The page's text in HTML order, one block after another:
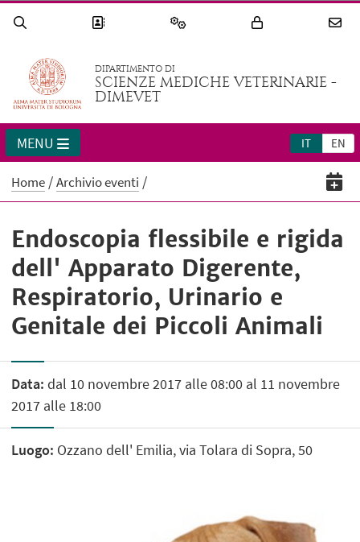
DIPARTIMENTO DI
SCIENZE MEDICHE VETERINARIE -
DIMEVET
IT EN
MENU
Home Archivio eventi
Endoscopia flessibile e rigida
dell' Apparato Digerente,
Respiratorio, Urinario e
Genitale dei Piccoli Animali
Data: dal 10 novembre 2017 alle 08:00 al 11 novembre
2017 alle 18:00
Luogo: Ozzano dell' Emilia, via Tolara di Sopra, 50